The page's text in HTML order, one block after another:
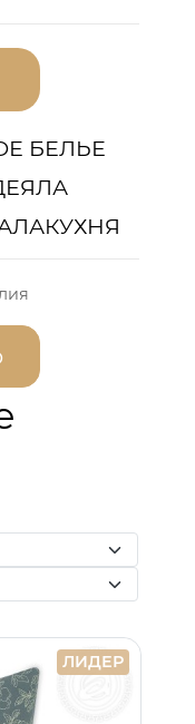
БЕЛЬЕ
КУХНЯ
ЛИДЕР